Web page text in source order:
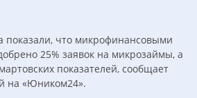
показали, что микрофинансовыми
25% заявок на микрозаймы, а
показателей, сообщает
на «Юником24».